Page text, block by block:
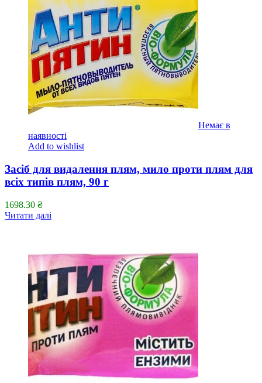
Немає в
наявності
Add to wishlist
Засіб для видалення плям, мило проти плям для
всіх типів плям, 90 г
1698.30 ₴
Читати далі